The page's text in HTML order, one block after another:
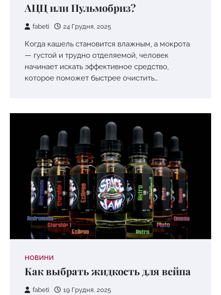
АЦЦ или Пульмобриз?
fabeti 24 Грудня, 2025
Когда кашель становится влажным, а мокрота
— густой и трудно отделяемой, человек
начинает искать эффективное средство,
которое поможет быстрее очистить…
НОВИНИ
Как выбрать жидкость для вейпа
fabeti 19 Грудня, 2025